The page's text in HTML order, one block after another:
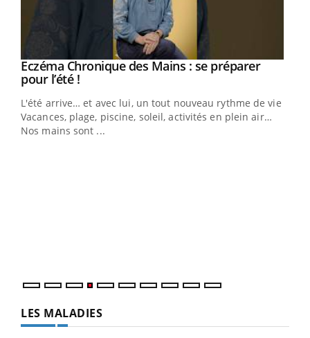
Youtube
Eczéma Chronique des Mains : se préparer
pour l’été !Youtube
L'été arrive… et avec lui, un tout nouveau rythme de vie !
Vacances, plage, piscine, soleil, activités en plein air…
Nos mains sont ...
LES MALADIES